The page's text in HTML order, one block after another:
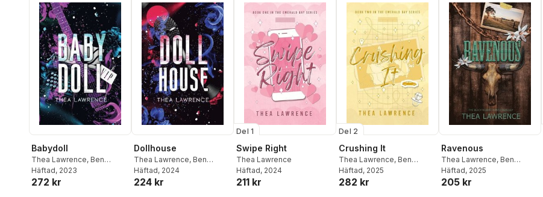
Babydoll
Thea Lawrence, Ben
Browning
Häftad, 2023
272 kr
Dollhouse
Thea Lawrence, Ben
Browning
Häftad, 2024
224 kr
Del 1
Swipe Right
Thea Lawrence
Häftad, 2024
211 kr
Del 2
Crushing It
Thea Lawrence, Ben
Browning
Häftad, 2025
282 kr
Ravenous
Thea Lawrence, Ben
Browning
Häftad, 2025
205 kr